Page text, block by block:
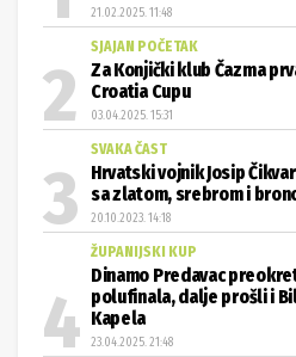
21.02.2025. 11:48
SJAJAN POČETAK
Za Konjički klub Čazma
Croatia Cupu
03.04.2025. 15:31
SVAKA ČAST
Hrvatski vojnik Josip
sa zlatom, srebrom i
20.10.2023. 14:18
ŽUPANIJSKI KUP
Dinamo Predavac
polufinala, dalje prošli i
Kapela
23.04.2025. 21:48